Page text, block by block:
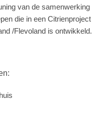
van de samenwerking
die in een Citrienproject
/Flevoland is ontwikkeld.